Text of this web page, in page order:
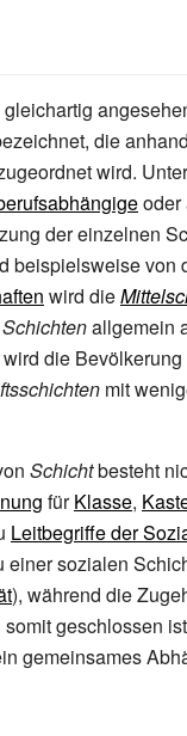
die
wird.
oder
der einzelnen
beispielsweise von
wird die
allgemein
wird die Bevölkerung
mit
Schichtbesteht
fürKlasse,
Leitbegriffe der
sozialen
), während die
geschlossen
gemeinsames